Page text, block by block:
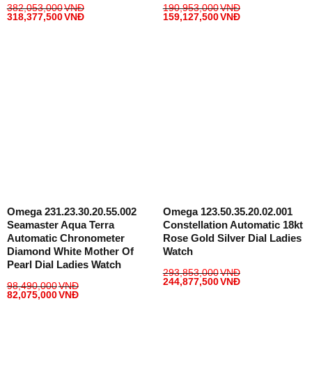
382,053,000VNĐ
318,377,500VNĐ
190,953,000VNĐ
159,127,500VNĐ
Omega 231.23.30.20.55.002
Seamaster Aqua Terra
Automatic Chronometer
Diamond White Mother Of
Pearl Dial Ladies Watch
98,490,000VNĐ
82,075,000VNĐ
Omega 123.50.35.20.02.001
Constellation Automatic 18kt
Rose Gold Silver Dial Ladies
Watch
293,853,000VNĐ
244,877,500VNĐ